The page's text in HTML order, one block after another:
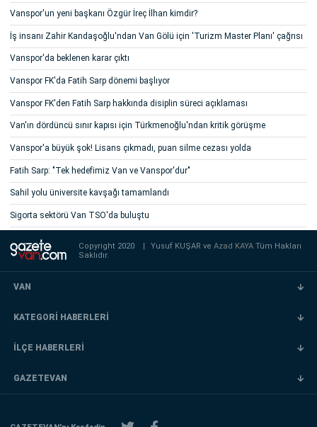
Vanspor'un yeni başkanı Özgür İreç İlhan kimdir?
İş insanı Zahir Kandaşoğlu'ndan Van Gölü için 'Turizm Master Planı' çağrısı
Vanspor'da beklenen karar çıktı
Vanspor FK'da Fatih Sarp dönemi başlıyor
Vanspor FK'den Fatih Sarp hakkında disiplin süreci açıklaması
Van'ın dördüncü sınır kapısı için Türkmenoğlu'ndan kritik görüşme
Vanspor'a büyük şok! Lisans çıkmadı, puan silme cezası yolda
Fatih Sarp: "Tek hedefimiz Van ve Vanspor'dur"
Sahil yolu üniversite kavşağı tamamlandı
Sigorta sektörü Van TSO'da buluştu
Copyright 2020 | Yusuf KUŞAR veAzad KAYATüm Hakları
Saklıdır.
VAN
KATEGORİ HABERLERİ
İLÇE HABERLERİ
GAZETEVAN